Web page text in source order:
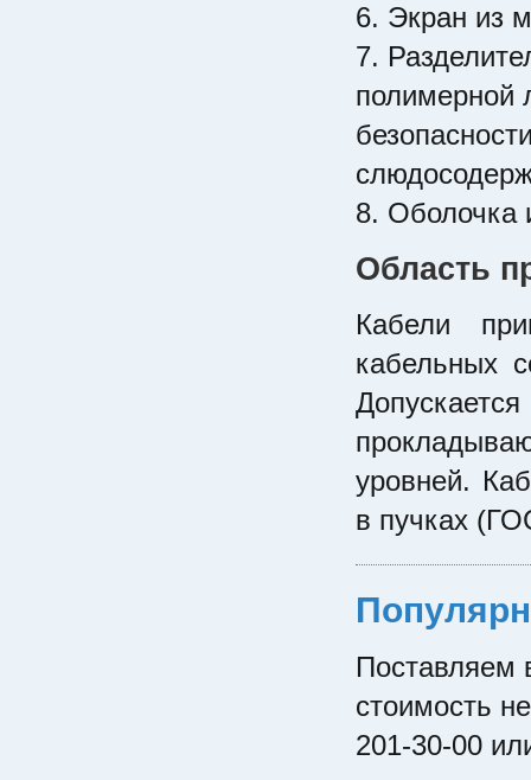
6. Экран из
7.
полимерной
8. Оболочка
Область
Кабели
кабельных
уровней.
в пучках
Поставляем
стоимость
201-30-00